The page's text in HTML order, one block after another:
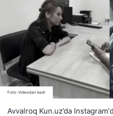
Foto: Videodan kadr
Avvalroq Kun.uz’da